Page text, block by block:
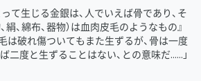
て生じる金銀は、人でいえば骨であり、そ
絹、綿布、器物）は血肉皮毛のようなもの』
は破れ傷ついてもまた生ずるが、骨は一度
二度と生ずることはない、との意味だ……」